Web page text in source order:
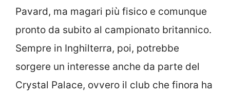
Pavard, ma magari più fisico e comunque
pronto da subito al campionato britannico.
Sempre in Inghilterra, poi, potrebbe
sorgere un interesse anche da parte del
Crystal Palace, ovvero il club che finora ha